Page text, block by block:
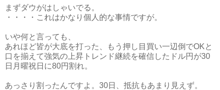
まずダウがはしゃいでる。
・・・・これはかなり個人的な事情ですが。
いや何と言っても、
あれほど皆が大底を打った、もう押し目買い一辺倒でOKと
口を揃えて強気の上昇トレンド継続を確信したドル円が30
日月曜祝日に80円割れ。
あっさり割ったんですよ。30日、抵抗もあまり見えず。